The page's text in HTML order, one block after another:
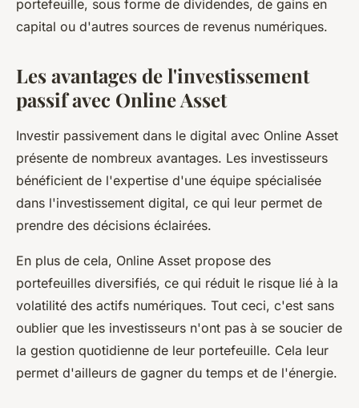
portefeuille, sous forme de dividendes, de gains en
capital ou d'autres sources de revenus numériques.
Les avantages de l'investissement
passif avec Online Asset
Investir passivement dans le digital avec Online Asset
présente de nombreux avantages. Les investisseurs
bénéficient de l'expertise d'une équipe spécialisée
dans l'investissement digital, ce qui leur permet de
prendre des décisions éclairées.
En plus de cela, Online Asset propose des
portefeuilles diversifiés, ce qui réduit le risque lié à la
volatilité des actifs numériques. Tout ceci, c'est sans
oublier que les investisseurs n'ont pas à se soucier de
la gestion quotidienne de leur portefeuille. Cela leur
permet d'ailleurs de gagner du temps et de l'énergie.